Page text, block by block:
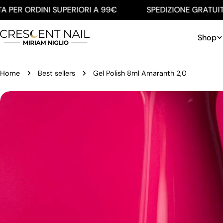
Salta
al
contenuto
ORDINI SUPERIORI A 99€ SPEDIZIONE
Shop
Home Best sellers Gel Polish 8ml Amaranth 2,0
Passa